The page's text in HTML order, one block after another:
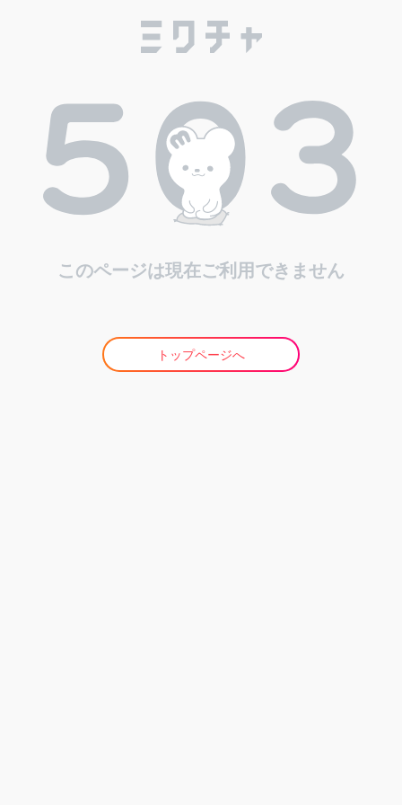
このページは現在ご利用できません